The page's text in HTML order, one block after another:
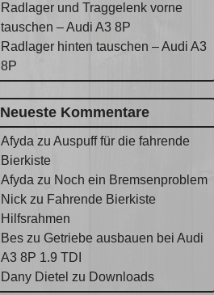
Radlager und Traggelenk vorne
tauschen – Audi A3 8P
Radlager hinten tauschen – Audi A3
8P
Neueste Kommentare
Afyda zu Auspuff für die fahrende
Bierkiste
Afyda zu Noch ein Bremsenproblem
Nick zu Fahrende Bierkiste
Hilfsrahmen
Bes zu Getriebe ausbauen bei Audi
A3 8P 1.9 TDI
Dany Dietel zu Downloads